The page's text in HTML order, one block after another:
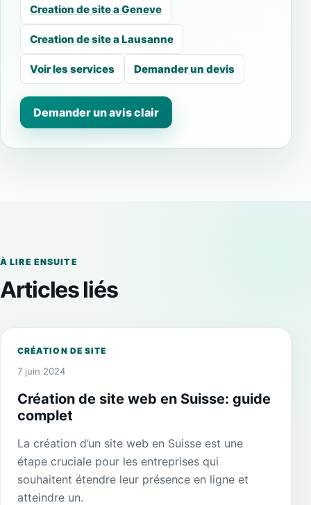
Creation de site a Geneve
Creation de site a Lausanne
Voir les services Demander un devis
Demander un avis clair
À LIRE ENSUITE
Articles liés
CRÉATION DE SITE
7 juin 2024
Création de site web en Suisse: guide
complet
La création d’un site web en Suisse est une
étape cruciale pour les entreprises qui
souhaitent étendre leur présence en ligne et
atteindre un.